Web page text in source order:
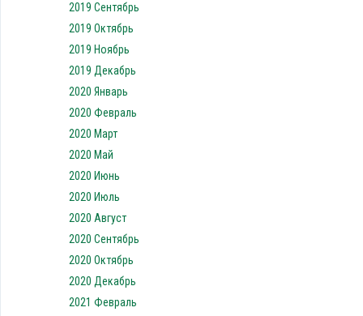
2019 Сентябрь
2019 Октябрь
2019 Ноябрь
2019 Декабрь
2020 Январь
2020 Февраль
2020 Март
2020 Май
2020 Июнь
2020 Июль
2020 Август
2020 Сентябрь
2020 Октябрь
2020 Декабрь
2021 Февраль